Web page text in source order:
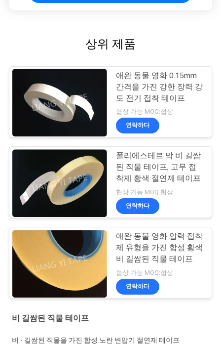
상위 제품
애완 동물 영화 0.15mm
간격을 가진 강한 장력 강
도 전기 접착 테이프
협상 가능 MOQ:협상
연락하다
폴리에스테르 막 비 길쌈
된 직물 테이프, 고무 접
착제 황색 절연제 테이프
협상 가능 MOQ:협상
연락하다
애완 동물 영화 압력 접착
제 유형을 가진 합성 황색
비 길쌈된 직물 테이프
협상 가능 MOQ:협상
연락하다
비 길쌈된 직물 테이프
비 - 길쌈된 직물을 가진 합성 노란 변압기 절연제 테이프